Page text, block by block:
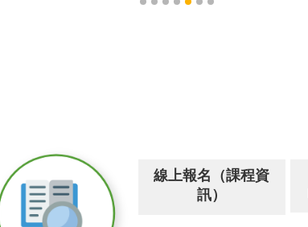
線上報名（課程資
訊）